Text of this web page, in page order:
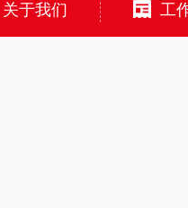
关于我们 工